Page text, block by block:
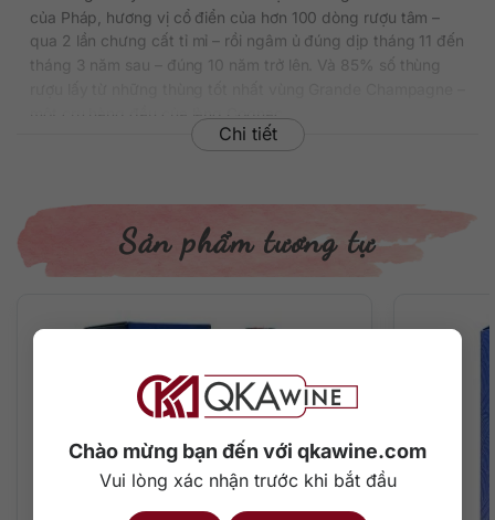
Chào mừng bạn đến với qkawine.com
Vui lòng xác nhận trước khi bắt đầu
của Pháp, hương vị cổ điển của hơn 100 dòng rượu tâm –
qua 2 lần chưng cất tỉ mỉ – rồi ngâm ủ đúng dịp tháng 11 đến
tháng 3 năm sau – đúng 10 năm trở lên. Và 85% số thùng
một cru hàng đầu của làng Cognac.
Chưa kể thiết kế chai rượu kiểu bình decanter vô cùng hào
văn hóa Đông Phương. Hộp đựng in vảy rồng cùng với gam
màu nhũ kim cực kỳ sang trọng, thế hộp mở xòe hai bên độc
đáo. Chính vì vậy, dù là về hình thức hay chất lượng, Remy
Martin XO 300th Anniversary – Year of Dragon – sẽ là quà
tình của bạn.
Thông tin chi tiết về rượu
Xuất xứ: Pháp
Phân loại: Cognac
Nồng độ: 40%
Chi tiết
Sản phẩm tương tự